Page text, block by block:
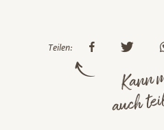
Teilen:
Kann
auch